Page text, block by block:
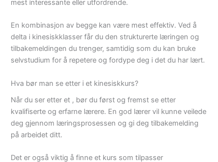
mest interessante eller utfordrende.
En kombinasjon av begge kan være mest effektiv. Ved å
delta i kinesiskklasser får du den strukturerte læringen og
tilbakemeldingen du trenger, samtidig som du kan bruke
selvstudium for å repetere og fordype deg i det du har lært.
Hva bør man se etter i et kinesiskkurs?
Når du ser etter et , bør du først og fremst se etter
kvalifiserte og erfarne lærere. En god lærer vil kunne veilede
deg gjennom læringsprosessen og gi deg tilbakemelding
på arbeidet ditt.
Det er også viktig å finne et kurs som tilpasser